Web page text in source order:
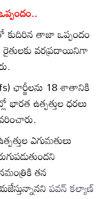
కుదిరిన తాజా ఒప్పందం
వరప్రదాయినిగా
ఛార్జీలను 18 శాతానికి
ఉత్పత్తుల ధరలు
ఎగుమతులు
తన
పవన్ కల్యాణ్